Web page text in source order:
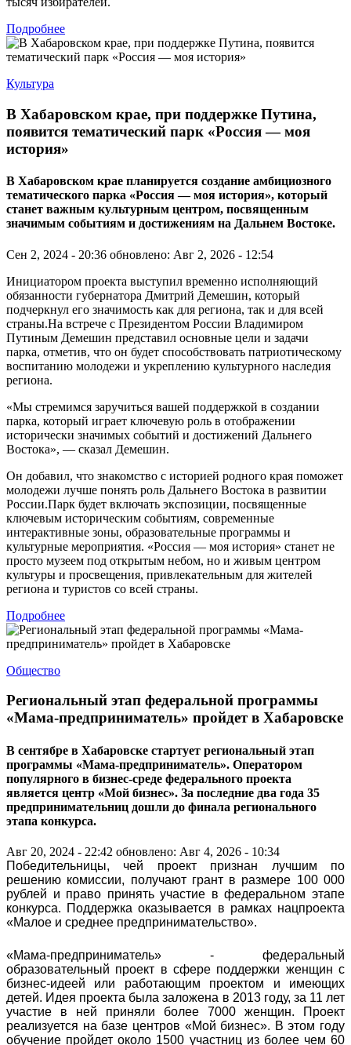
Подробнее
Культура
В Хабаровском крае, при поддержке Путина,
появится тематический парк «Россия — моя
история»
В Хабаровском крае планируется создание амбициозного
тематического парка «Россия — моя история», который
станет важным культурным центром, посвященным
значимым событиям и достижениям на Дальнем Востоке.
Сен 2, 2024 - 20:36 обновлено: Авг 2, 2026 - 12:54
Инициатором проекта выступил временно исполняющий
обязанности губернатора Дмитрий Демешин, который
подчеркнул его значимость как для региона, так и для всей
страны.На встрече с Президентом России Владимиром
Путиным Демешин представил основные цели и задачи
парка, отметив, что он будет способствовать патриотическому
воспитанию молодежи и укреплению культурного наследия
региона.
«Мы стремимся заручиться вашей поддержкой в создании
парка, который играет ключевую роль в отображении
исторически значимых событий и достижений Дальнего
Востока», — сказал Демешин.
Он добавил, что знакомство с историей родного края поможет
молодежи лучше понять роль Дальнего Востока в развитии
России.Парк будет включать экспозиции, посвященные
ключевым историческим событиям, современные
интерактивные зоны, образовательные программы и
культурные мероприятия. «Россия — моя история» станет не
просто музеем под открытым небом, но и живым центром
культуры и просвещения, привлекательным для жителей
региона и туристов со всей страны.
Подробнее
Общество
Региональный этап федеральной программы
«Мама-предприниматель» пройдет в Хабаровске
В сентябре в Хабаровске стартует региональный этап
программы «Мама-предприниматель». Оператором
популярного в бизнес-среде федерального проекта
является центр «Мой бизнес». За последние два года 35
предпринимательниц дошли до финала регионального
этапа конкурса.
Авг 20, 2024 - 22:42 обновлено: Авг 4, 2026 - 10:34
Победительницы, чей проект признан лучшим по
решению комиссии, получают грант в размере 100 000
рублей и право принять участие в федеральном этапе
конкурса. Поддержка оказывается в рамках нацпроекта
«Малое и среднее предпринимательство».
«Мама-предприниматель» - федеральный
образовательный проект в сфере поддержки женщин с
бизнес-идеей или работающим проектом и имеющих
детей. Идея проекта была заложена в 2013 году, за 11 лет
участие в ней приняли более 7000 женщин. Проект
реализуется на базе центров «Мой бизнес». В этом году
обучение пройдет около 1500 участниц из более чем 60